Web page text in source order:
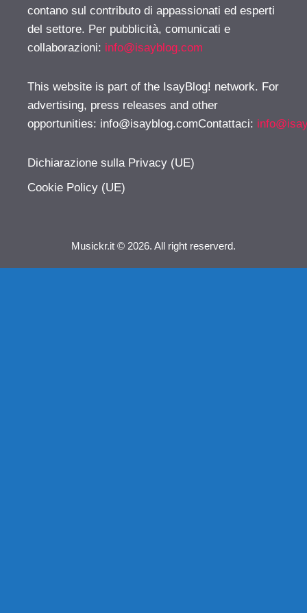
contano sul contributo di appassionati ed esperti
del settore. Per pubblicità, comunicati e
collaborazioni: info@isayblog.com
This website is part of the IsayBlog! network. For
advertising, press releases and other
opportunities: info@isayblog.comContattaci:
Dichiarazione sulla Privacy (UE)
Cookie Policy (UE)
Musickr.it © 2026. All right reserverd.